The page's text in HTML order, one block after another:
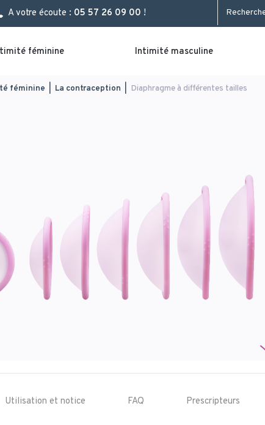
A votre écoute : 05 57 26 09 00 !
Rechercher
féminine Intimité masculine
féminine La contraception Diaphragme à différentes tailles
Utilisation et notice FAQ Prescripteurs